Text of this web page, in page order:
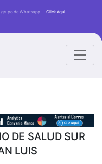
de Whatsapp Click Aqui
DE SALUD SUR
LUIS